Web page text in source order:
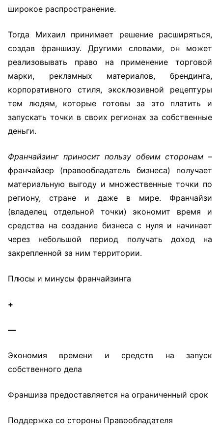
широкое распространение.
Тогда Михаил принимает решение расширяться,
создав франшизу. Другими словами, он может
реализовывать право на применение торговой
марки, рекламных материалов, брендинга,
корпоративного стиля, эксклюзивной рецептуры
тем людям, которые готовы за это платить и
запускать точки в своих регионах за собственные
деньги.
Франчайзинг приносит пользу обеим сторонам –
франчайзер (правообладатель бизнеса) получает
материальную выгоду и множественные точки по
региону, стране и даже в мире. Франчайзи
(владелец отдельной точки) экономит время и
средства на создание бизнеса с нуля и начинает
через небольшой период получать доход на
закрепленной за ним территории.
Плюсы и минусы франчайзинга
+
—
Экономия времени и средств на запуск
собственного дела
Франшиза предоставляется на ограниченный срок
Поддержка со стороны Правообладателя